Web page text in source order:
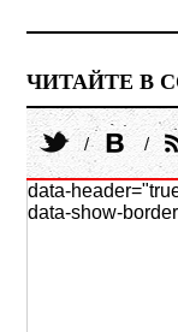
ЧИТАЙТЕ В
data-
data-show-